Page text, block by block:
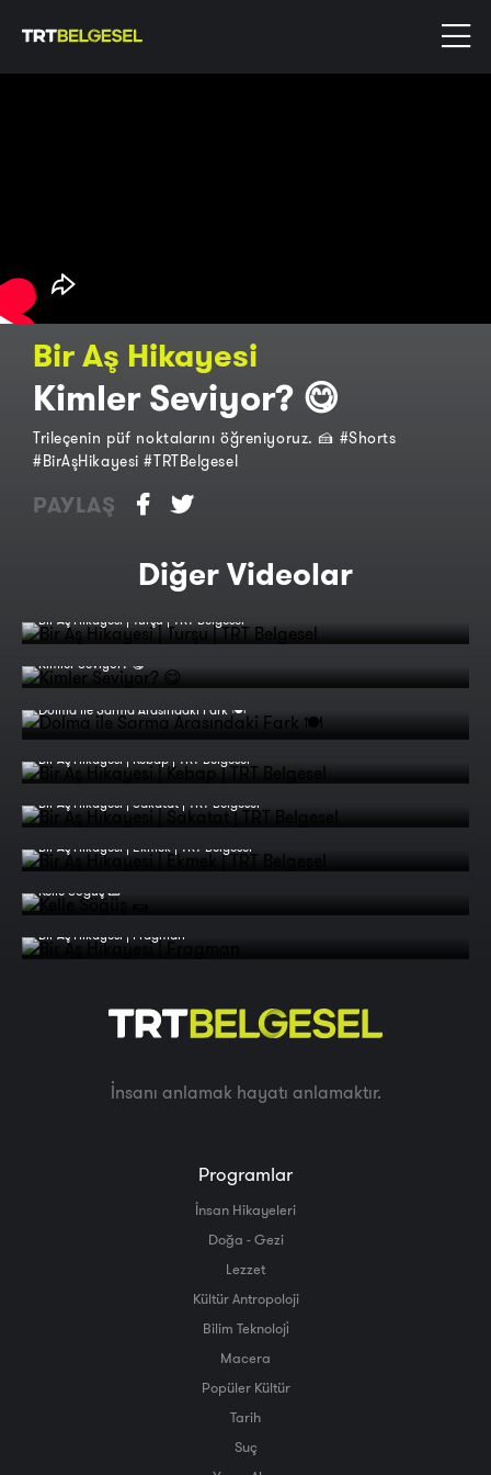
Bir Aş Hikayesi
Kimler Seviyor? 😋
Trileçenin püf noktalarını öğreniyoruz. 🍰 #Shorts
#BirAşHikayesi #TRTBelgesel
PAYLAŞ
Diğer Videolar
Bir Aş Hikayesi | Turşu | TRT Belgesel
Kimler Seviyor? 😋
Dolma ile Sarma Arasındaki Fark 🍽️
Bir Aş Hikayesi | Kebap | TRT Belgesel
Bir Aş Hikayesi | Sakatat | TRT Belgesel
Bir Aş Hikayesi | Ekmek | TRT Belgesel
Kelle Söğüş 🌯
Bir Aş Hikayesi | Fragman
İnsanı anlamak hayatı anlamaktır.
Programlar
İnsan Hikayeleri
Doğa - Gezi
Lezzet
Kültür Antropoloji
Bilim Teknoloji̇
Macera
Popüler Kültür
Tarih
Suç